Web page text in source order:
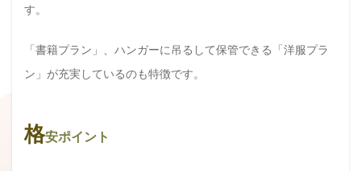
す。
「書籍プラン」、ハンガーに吊るして保管できる「洋服プラ
ン」が充実しているのも特徴です。
格安ポイント